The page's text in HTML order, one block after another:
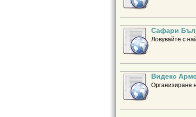
Сафари
Ловувайте с
Видекс
Организиране